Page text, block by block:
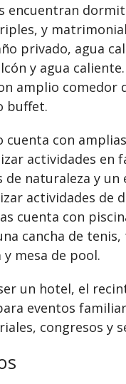
encuentran
y
privado, agua
y agua
amplio comedor
buffet.
cuenta con
actividades en
de naturaleza y un
actividades de
cuenta con
cancha de tenis,
y mesa de pool.
un hotel, el
eventos
congresos y